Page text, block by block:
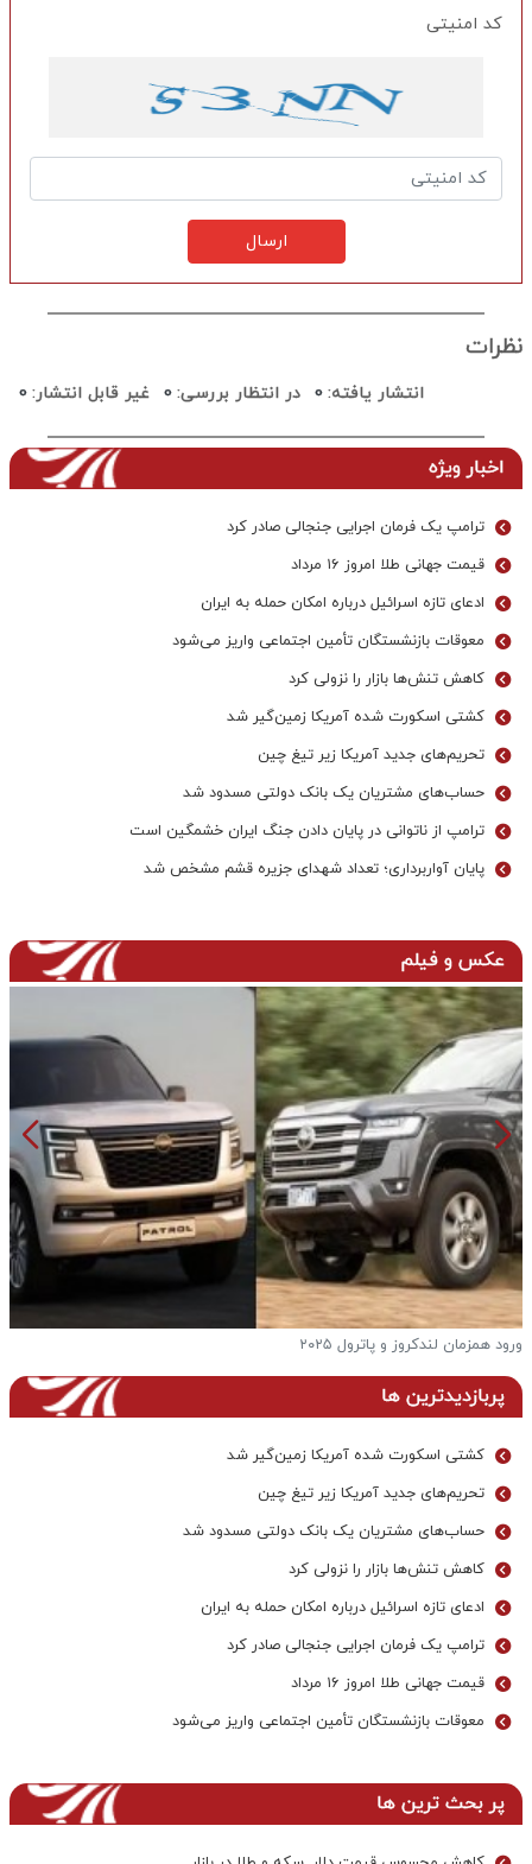
کد امنیتی
ارسال
نظرات
انتشار یافته:0 در انتظار بررسی:0 غیر قابل انتشار:0
اخبار ویژه
ترامپ یک فرمان اجرایی جنجالی صادر کرد
قیمت جهانی طلا امروز ۱۶ مرداد
ادعای تازه اسرائیل درباره امکان حمله به ایران
معوقات بازنشستگان تأمین اجتماعی واریز می‌شود
کاهش تنش‌ها بازار را نزولی کرد
کشتی اسکورت شده آمریکا زمین‌گیر شد
تحریم‌های جدید آمریکا زیر تیغ چین
حساب‌های مشتریان یک بانک‌ دولتی مسدود شد
ترامپ از ناتوانی در پایان دادن جنگ ایران خشمگین است
پایان آواربرداری؛ تعداد شهدای جزیره قشم مشخص شد
عکس و فیلم
ورود همزمان لندکروز و پاترول ۲۰۲۵
پربازدیدترین ها
کشتی اسکورت شده آمریکا زمین‌گیر شد
تحریم‌های جدید آمریکا زیر تیغ چین
حساب‌های مشتریان یک بانک‌ دولتی مسدود شد
کاهش تنش‌ها بازار را نزولی کرد
ادعای تازه اسرائیل درباره امکان حمله به ایران
ترامپ یک فرمان اجرایی جنجالی صادر کرد
قیمت جهانی طلا امروز ۱۶ مرداد
معوقات بازنشستگان تأمین اجتماعی واریز می‌شود
پر بحث ترین ها